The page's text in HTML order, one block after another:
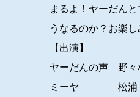
まるよ！ヤーだん
うなるのか？お楽し
【出演】
ヤーだんの声 野々
ミーヤ 松浦